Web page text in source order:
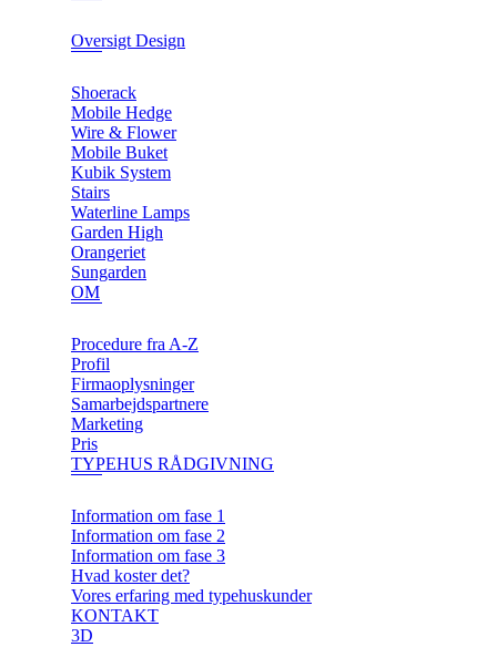
Oversigt Design
Shoerack
Mobile Hedge
Wire & Flower
Mobile Buket
Kubik System
Stairs
Waterline Lamps
Garden High
Orangeriet
Sungarden
OM
Procedure fra A-Z
Profil
Firmaoplysninger
Samarbejdspartnere
Marketing
Pris
TYPEHUS RÅDGIVNING
Information om fase 1
Information om fase 2
Information om fase 3
Hvad koster det?
Vores erfaring med typehuskunder
KONTAKT
3D